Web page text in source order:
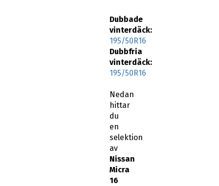
Dubbade
vinterdäck:
195/50R16
Dubbfria
vinterdäck:
195/50R16
Nedan
hittar
du
en
selektion
av
Nissan
Micra
16